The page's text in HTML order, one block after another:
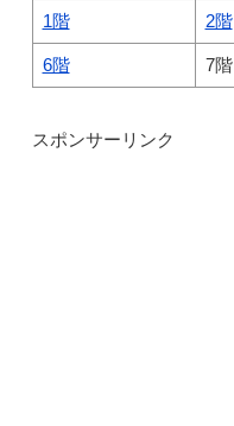
1階 2階
6階 7階
スポンサーリンク